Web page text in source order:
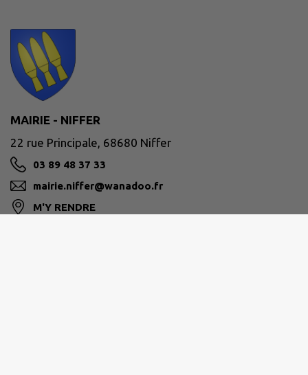
MAIRIE - NIFFER
22 rue Principale, 68680 Niffer
03 89 48 37 33
mairie.niffer@wanadoo.fr
M'Y RENDRE